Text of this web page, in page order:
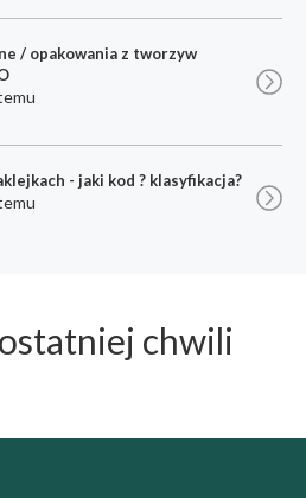
/ opakowania z tworzyw
- jaki kod ? klasyfikacja?
chwili